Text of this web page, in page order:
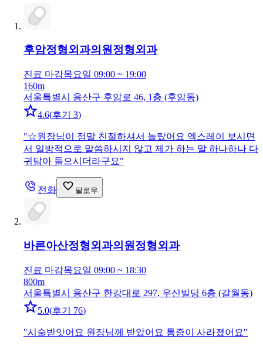
후암정형외과의원정형외과
진료 마감목요일 09:00 ~ 19:00
160m
서울특별시 용산구 후암로 46, 1층 (후암동)
4.6(후기 3)
"☆원장님이 정말 친절하셔서 놀랐어요 엑스레이 보시면
서 일방적으로 말씀하시지 않고 제가 하는 말 하나하나 다
귀담아 들으시더라구요"
전화 팔로우
바른아산정형외과의원 정형외과
진료 마감목요일 09:00 ~ 18:30
800m
서울특별시 용산구 한강대로 297, 우신빌딩 6층 (갈월동)
5.0(후기 76)
"시술받앗어요 원장님께 받았어요 통증이 사라졌어요"